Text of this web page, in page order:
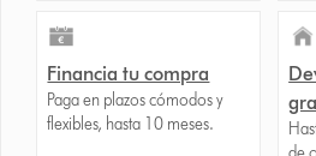
Financia tu compra
Paga en plazos cómodos y
flexibles, hasta 10 meses.